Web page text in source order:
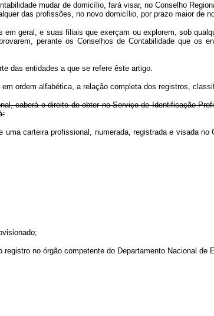
mudar de domicílio, fará visar, no Conselho
das profissões, no novo domicílio, por prazo maior de
geral, e suas filiais que exerçam ou explorem, sob
perante os Conselhos de Contabilidade que os
das entidades a que se refere êste artigo.
ordem alfabética, a relação completa dos registros,
caberá o direito de obter no Serviço de Identificação
uma carteira profissional, numerada, registrada
no órgão competente do Departamento Nacional de